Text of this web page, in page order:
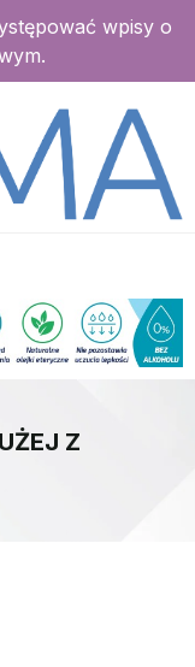
wpisy o
Z